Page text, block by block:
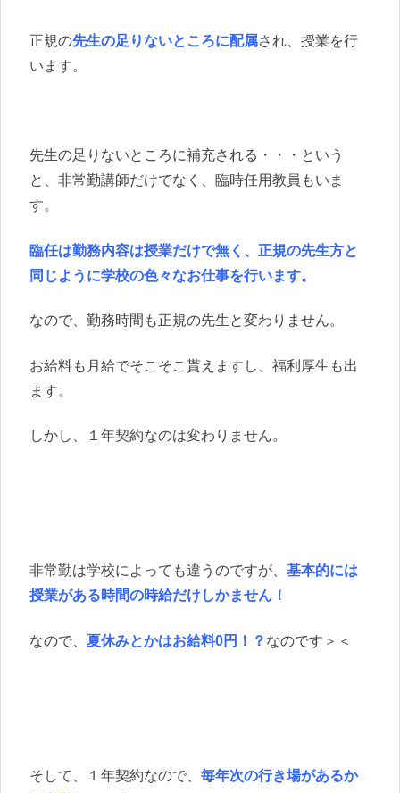
正規の先生の足りないところに配属され、授業を行
います。
先生の足りないところに補充される・・・という
と、非常勤講師だけでなく、臨時任用教員もいま
す。
臨任は勤務内容は授業だけで無く、正規の先生方と
同じように学校の色々なお仕事を行います。
なので、勤務時間も正規の先生と変わりません。
お給料も月給でそこそこ貰えますし、福利厚生も出
ます。
しかし、１年契約なのは変わりません。
非常勤は学校によっても違うのですが、 基本的には
授業がある時間の時給だけしかません！
なので、 夏休みとかはお給料0円！？ なのです＞＜
そして、１年契約なので、 毎年次の行き場があるか